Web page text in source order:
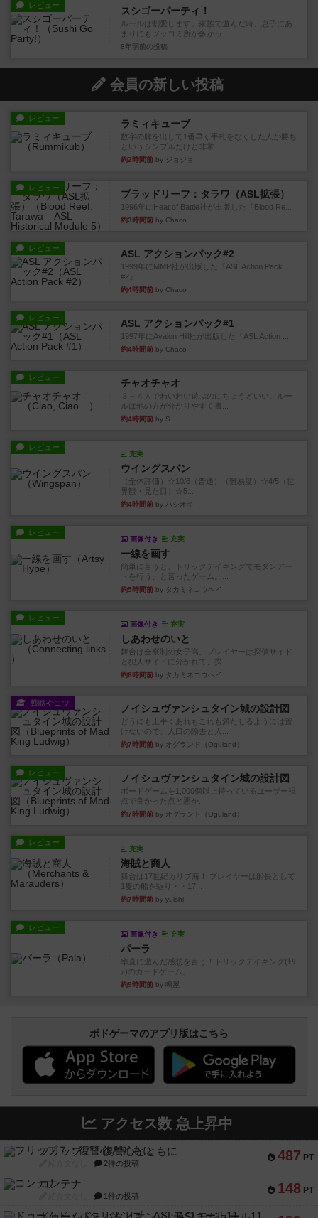
レビュー スシゴーパーティ！
ルールは割愛します。家族で遊んだ時、息子にあ
まりにもツッコミ所が多かっ...
8年弱前 の投稿
会員の新しい投稿
レビュー ラミィキューブ
数字の牌を出して1番早く手札をなくした人が勝ち
というシンプルだけど非常...
約2時間前 by ジョジョ
レビュー
ブラッドリーフ：タラワ（ASL拡張）
1996年にHeat of Battle社が出版した『Blood Re...
約3時間前 by Chaco
レビュー ASL アクションパック#2
1999年にMMP社が出版した『ASL Action Pack
#2』...
約4時間前 by Chaco
レビュー ASL アクションパック#1
1997年にAvalon Hill社が出版した『ASL Action ...
約4時間前 by Chaco
レビュー チャオチャオ
３～４人でわいわい遊ぶのにちょうどいい。ルー
ルは他の方が分かりやすく書...
約4時間前 by S
レビュー
充実
ウイングスパン
（全体評価）☆10/6（普通）（難易度）☆4/5（世
界観・見た目）☆5...
約4時間前 by ハシオキ
レビュー
画像付き 充実
一線を画す
簡単に言うと、トリックテイキングでモダンアー
トを行う、と言ったゲーム。...
約5時間前 by タカミネコウヘイ
レビュー
画像付き 充実
しあわせのいと
舞台は全寮制の女子高。プレイヤーは探偵サイド
と犯人サイドに分かれて、探...
約6時間前 by タカミネコウヘイ
戦略やコツ ノイシュヴァンシュタイン城の設計図
どうにも上手くあれもこれも満たせるようには置
けないので、入口の除去と入...
約7時間前 by オグランド（Oguland）
レビュー ノイシュヴァンシュタイン城の設計図
ボードゲームを1,000個以上持っているユーザー視
点で良かった点と悪か...
約7時間前 by オグランド（Oguland）
レビュー
充実
海賊と商人
舞台は17世紀カリブ海！ プレイヤーは船長として
1隻の船を駆り・・17...
約7時間前 by yuishi
レビュー
画像付き 充実
パーラ
率直に遊んだ感想を言う！トリックテイキング(ﾄﾘ
ﾃ)のカードゲーム。 ...
約9時間前 by 鳴屋
ボドゲーマのアプリ版はこちら
アクセス数 急上昇中
487 PT
フリップ７：復讐心とともに
2件の投稿
148 PT
コンテナ
1件の投稿